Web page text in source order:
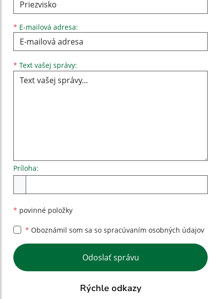
* E-mailová adresa:
* Text vašej správy:
Príloha:
* povinné položky
* Oboznámil som sa so spracúvaním osobných údajov
Google reCaptcha Response
Odoslať správu
Rýchle odkazy